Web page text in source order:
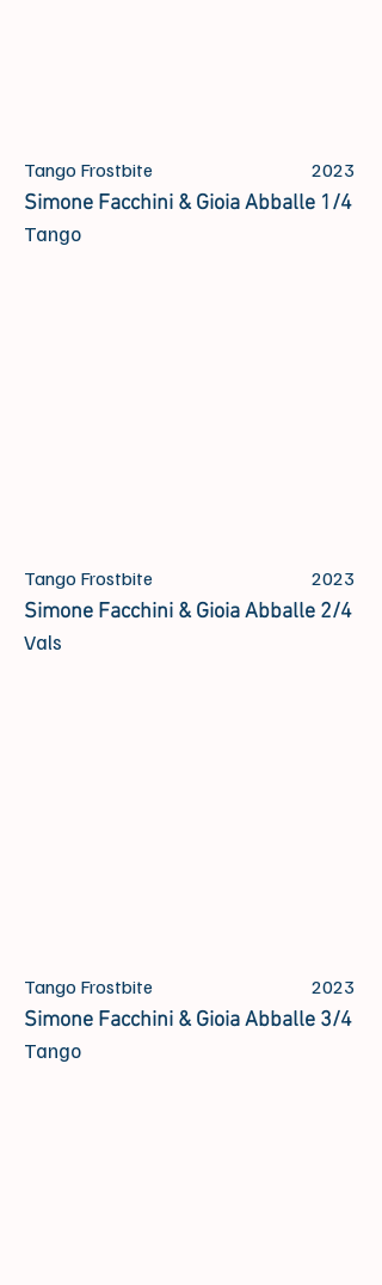
Tango Frostbite 2023
Simone Facchini & Gioia Abballe 1/4
Tango
Tango Frostbite 2023
Simone Facchini & Gioia Abballe 2/4
Vals
Tango Frostbite 2023
Simone Facchini & Gioia Abballe 3/4
Tango